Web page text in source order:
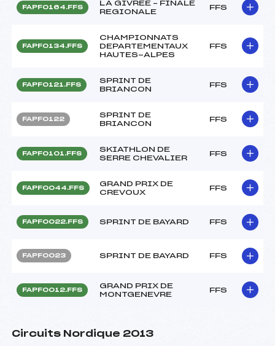
FAPF0164.FFS
LA GIVREE – FINALE
REGIONALE
FFS
FAPF0134.FFS
CHAMPIONNATS
DEPARTEMENTAUX
HAUTES-ALPES
FFS
FAPF0121.FFS
SPRINT DE
BRIANCON
FFS
FAPF0122
SPRINT DE
BRIANCON
FFS
FAPF0101.FFS
SKIATHLON DE
SERRE CHEVALIER
FFS
FAPF0044.FFS
GRAND PRIX DE
CREVOUX
FFS
FAPF0022.FFS SPRINT DE BAYARD FFS
FAPF0023 SPRINT DE BAYARD FFS
FAPF0012.FFS
GRAND PRIX DE
MONTGENEVRE
FFS
Circuits Nordique 2013